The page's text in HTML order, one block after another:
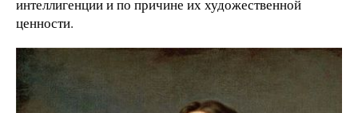
интеллигенции и по причине их художественной
ценности.